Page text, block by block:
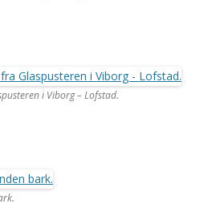
i Viborg – Lofstad.